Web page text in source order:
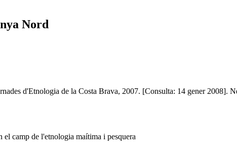
Nord
d'Etnologia de la Costa Brava, 2007. [Consulta: 14 gener 2008].
camp de l'etnologia maítima i pesquera